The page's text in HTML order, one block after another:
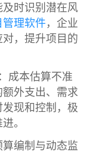
时识别潜在风
管理软件 ，企业
，提升项目的
成本估算不准
外支出、需求
现和控制，极
。
编制与动态监